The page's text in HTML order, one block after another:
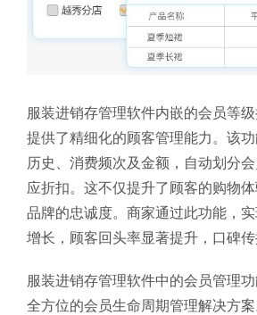
服装进销存管理软件内嵌的会员等
提供了精细化的顾客管理能力。该
历史、消费频次及金额，自动划分
应折扣。这不仅提升了顾客的购物
品牌的忠诚度。商家通过此功能，
增长，顾客回头率显著提升，口碑传
服装进销存管理软件中的会员管理
全方位的会员生命周期管理解决方